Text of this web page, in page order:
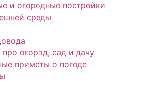
и огородные постройки
среды
про огород, сад и дачу
приметы о погоде